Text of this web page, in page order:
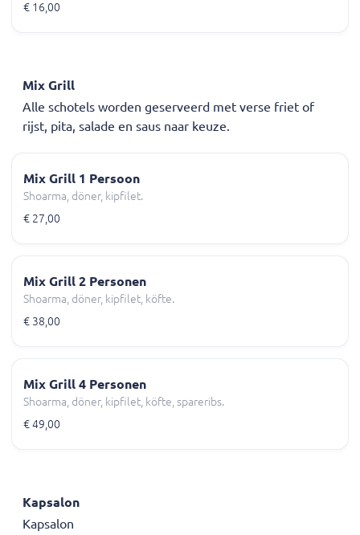
€ 16,00
Mix Grill
Alle schotels worden geserveerd met verse friet of
rijst, pita, salade en saus naar keuze.
Mix Grill 1 Persoon
Shoarma, döner, kipfilet.
€ 27,00
Mix Grill 2 Personen
Shoarma, döner, kipfilet, köfte.
€ 38,00
Mix Grill 4 Personen
Shoarma, döner, kipfilet, köfte, spareribs.
€ 49,00
Kapsalon
Kapsalon